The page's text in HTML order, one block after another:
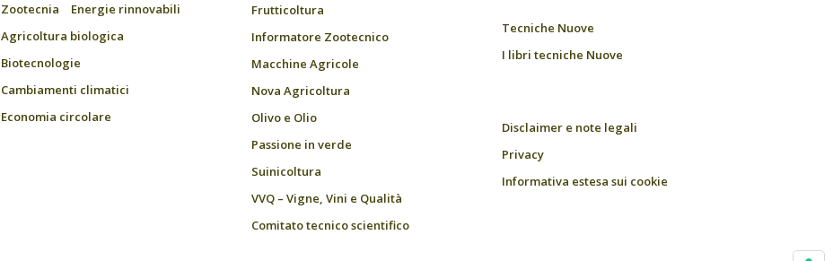
Zootecnia
Energie rinnovabili
Agricoltura biologica
Biotecnologie
Cambiamenti climatici
Economia circolare
Frutticoltura
Informatore Zootecnico
Macchine Agricole
Nova Agricoltura
Olivo e Olio
Passione in verde
Suinicoltura
VVQ – Vigne, Vini e Qualità
Comitato tecnico scientifico
Tecniche Nuove
I libri tecniche Nuove
Disclaimer e note legali
Privacy
Informativa estesa sui cookie